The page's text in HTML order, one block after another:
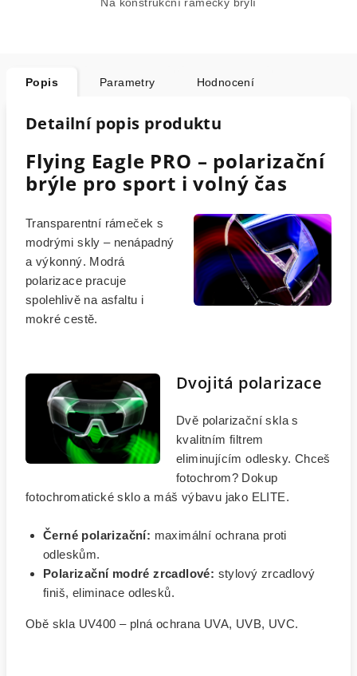
Popis Parametry Hodnocení
Detailní popis produktu
Flying Eagle PRO – polarizační
brýle pro sport i volný čas
Transparentní rámeček s
modrými skly – nenápadný
a výkonný. Modrá
polarizace pracuje
spolehlivě na asfaltu i
mokré cestě.
Dvojitá polarizace
Dvě polarizační skla s
kvalitním filtrem
eliminujícím odlesky. Chceš
fotochrom? Dokup
fotochromatické sklo a máš výbavu jako ELITE.
Černé polarizační: maximální ochrana proti
odleskům.
Polarizační modré zrcadlové: stylový zrcadlový
finiš, eliminace odlesků.
Obě skla UV400 – plná ochrana UVA, UVB, UVC.